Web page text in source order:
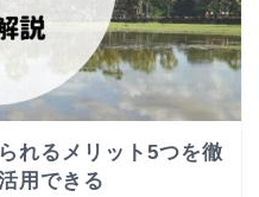
れるメリット5つを徹
用できる